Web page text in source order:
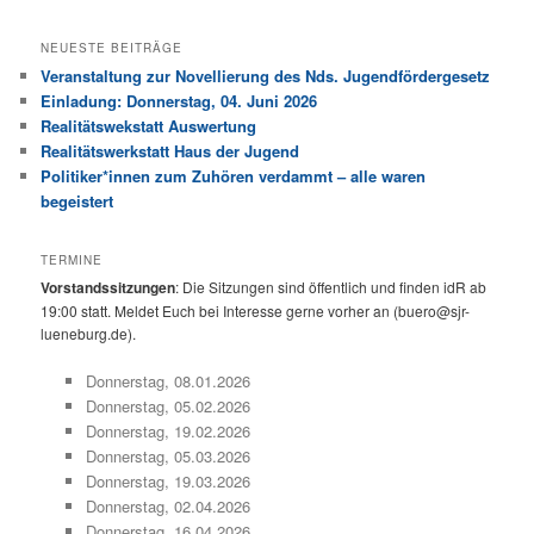
NEUESTE BEITRÄGE
Veranstaltung zur Novellierung des Nds. Jugendfördergesetz
Einladung: Donnerstag, 04. Juni 2026
Realitätswekstatt Auswertung
Realitätswerkstatt Haus der Jugend
Politiker*innen zum Zuhören verdammt – alle waren
begeistert
TERMINE
Vorstandssitzungen: Die Sitzungen sind öffentlich und finden idR ab
19:00 statt. Meldet Euch bei Interesse gerne vorher an (buero@sjr-
lueneburg.de).
Donnerstag, 08.01.2026
Donnerstag, 05.02.2026
Donnerstag, 19.02.2026
Donnerstag, 05.03.2026
Donnerstag, 19.03.2026
Donnerstag, 02.04.2026